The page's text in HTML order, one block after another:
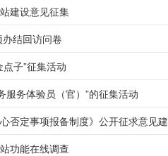
建设意见征集
结回访问卷
子”征集活动
服务体验员（官）”的征集活动
否定事项报备制度》公开征求意见
功能在线调查